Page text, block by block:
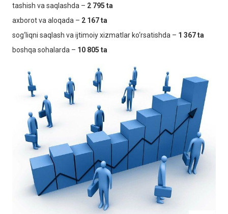
tashish va saqlashda – 2 795 ta
axborot va aloqada – 2 167 ta
sog‘liqni saqlash va ijtimoiy xizmatlar ko‘rsatishda – 1 367 ta
boshqa sohalarda – 10 805 ta